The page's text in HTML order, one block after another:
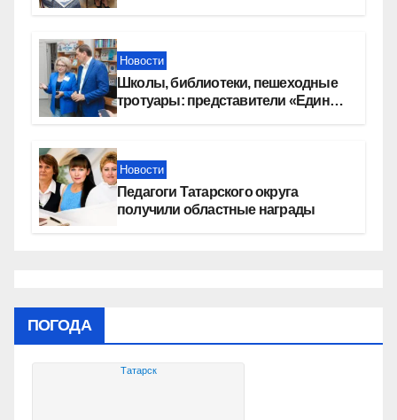
Новости
Школы, библиотеки, пешеходные
тротуары: представители «Единой
Новости
Педагоги Татарского округа
получили областные награды
ПОГОДА
Татарск